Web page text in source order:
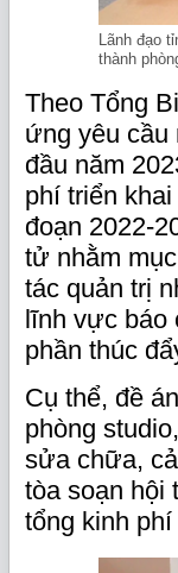
Lãnh đạo
thành
Theo Tổng
ứng yêu cầu
đầu năm
phí triển
đoạn 2022-
tử nhằm
tác quản trị
lĩnh vực báo
phần thúc
Cụ thể, đề
phòng
sửa chữa,
tòa soạn hội
tổng kinh